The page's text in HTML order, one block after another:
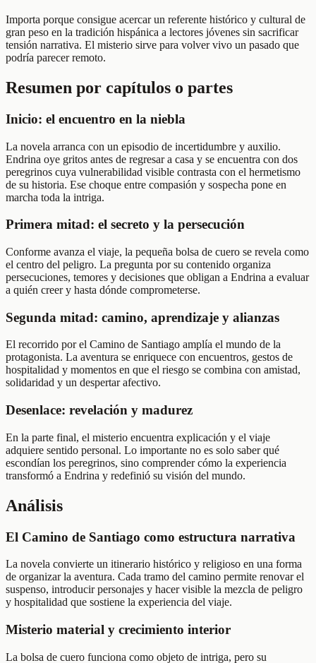
Importa porque consigue acercar un referente histórico y cultural de
gran peso en la tradición hispánica a lectores jóvenes sin sacrificar
tensión narrativa. El misterio sirve para volver vivo un pasado que
podría parecer remoto.
Resumen por capítulos o partes
Inicio: el encuentro en la niebla
La novela arranca con un episodio de incertidumbre y auxilio.
Endrina oye gritos antes de regresar a casa y se encuentra con dos
peregrinos cuya vulnerabilidad visible contrasta con el hermetismo
de su historia. Ese choque entre compasión y sospecha pone en
marcha toda la intriga.
Primera mitad: el secreto y la persecución
Conforme avanza el viaje, la pequeña bolsa de cuero se revela como
el centro del peligro. La pregunta por su contenido organiza
persecuciones, temores y decisiones que obligan a Endrina a evaluar
a quién creer y hasta dónde comprometerse.
Segunda mitad: camino, aprendizaje y alianzas
El recorrido por el Camino de Santiago amplía el mundo de la
protagonista. La aventura se enriquece con encuentros, gestos de
hospitalidad y momentos en que el riesgo se combina con amistad,
solidaridad y un despertar afectivo.
Desenlace: revelación y madurez
En la parte final, el misterio encuentra explicación y el viaje
adquiere sentido personal. Lo importante no es solo saber qué
escondían los peregrinos, sino comprender cómo la experiencia
transformó a Endrina y redefinió su visión del mundo.
Análisis
El Camino de Santiago como estructura narrativa
La novela convierte un itinerario histórico y religioso en una forma
de organizar la aventura. Cada tramo del camino permite renovar el
suspenso, introducir personajes y hacer visible la mezcla de peligro
y hospitalidad que sostiene la experiencia del viaje.
Misterio material y crecimiento interior
La bolsa de cuero funciona como objeto de intriga, pero su